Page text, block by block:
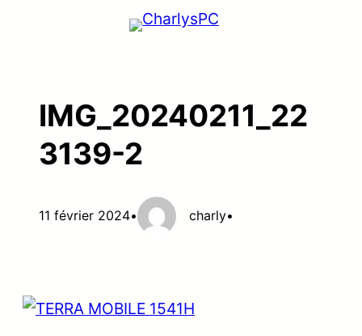
IMG_20240211_22
3139-2
11 février 2024• charly•